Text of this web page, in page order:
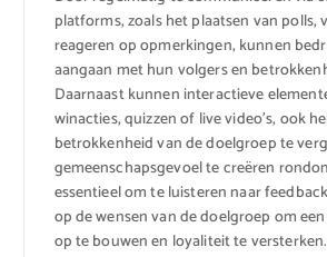
platforms, zoals het plaatsen van polls,
reageren op opmerkingen, kunnen
aangaan met hun volgers en
Daarnaast kunnen interactieve
winacties, quizzen of live video’s, ook
betrokkenheid van de doelgroep te
gemeenschapsgevoel te creëren
essentieel om te luisteren naar
op de wensen van de doelgroep om
op te bouwen en loyaliteit te versterken.